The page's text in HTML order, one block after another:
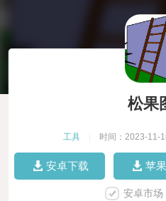
松果
工具 时间：2023-11-
安卓下载 苹
安卓市场